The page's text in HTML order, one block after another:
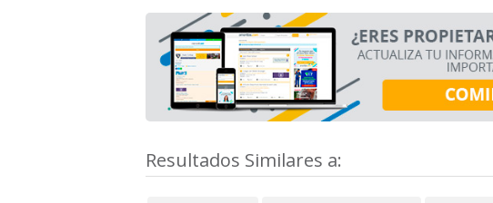
Resultados Similares a: